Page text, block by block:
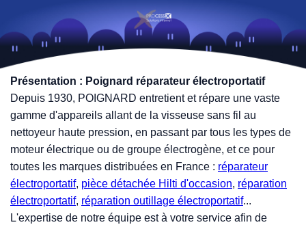
Présentation : Poignard réparateur électroportatif
Depuis 1930, POIGNARD entretient et répare une vaste
gamme d'appareils allant de la visseuse sans fil au
nettoyeur haute pression, en passant par tous les types de
moteur électrique ou de groupe électrogène, et ce pour
toutes les marques distribuées en France : réparateur
électroportatif, pièce détachée Hilti d'occasion, réparation
électroportatif, réparation outillage électroportatif...
L'expertise de notre équipe est à votre service afin de